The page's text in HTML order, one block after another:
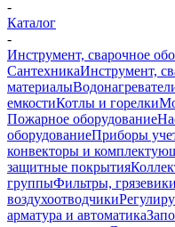
-
Каталог
-
Инструмент, сварочное
СантехникаИнструмент,
материалы
емкостиКотлы и горелки
Пожарное оборудование
оборудованиеПриборы
конвекторы и
защитные покрытия
группыФильтры,
воздухоотводчики
арматура и автоматика